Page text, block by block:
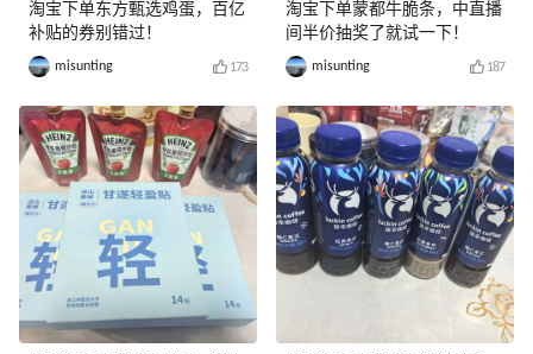
淘宝下单东方甄选鸡蛋，百亿
补贴的券别错过！
misunting 173
淘宝下单蒙都牛脆条，中直播
间半价抽奖了就试一下！
misunting 187